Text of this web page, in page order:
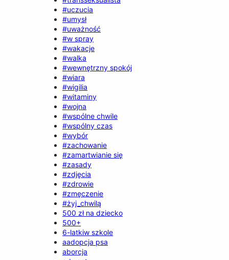
#uczucia
#umysł
#uważność
#w spray
#wakacje
#walka
#wewnętrzny spokój
#wiara
#wigilia
#witaminy
#wojna
#wspólne chwile
#wspólny czas
#wybór
#zachowanie
#zamartwianie się
#zasady
#zdjęcia
#zdrowie
#zmęczenie
#żyj_chwilą
500 zł na dziecko
500+
6-latkiw szkole
aadopcja psa
aborcja